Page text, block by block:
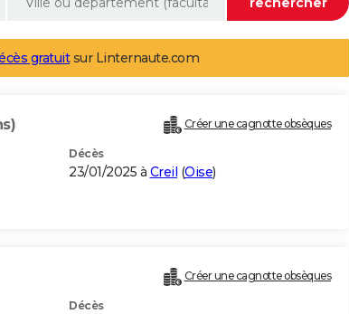
gratuitsur Linternaute.com
Créer une cagnotte obsèques
Décès
23/01/2025 à Creil (Oise)
Créer une cagnotte obsèques
Décès